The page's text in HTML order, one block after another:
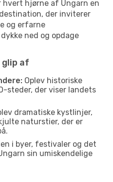
hjørne af Ungarn en
der inviterer
og erfarne
ned og opdage
glip af
Oplev historiske
steder, der viser landets
dramatiske kystlinjer,
naturstier, der er
i byer, festivaler og det
sin umiskendelige